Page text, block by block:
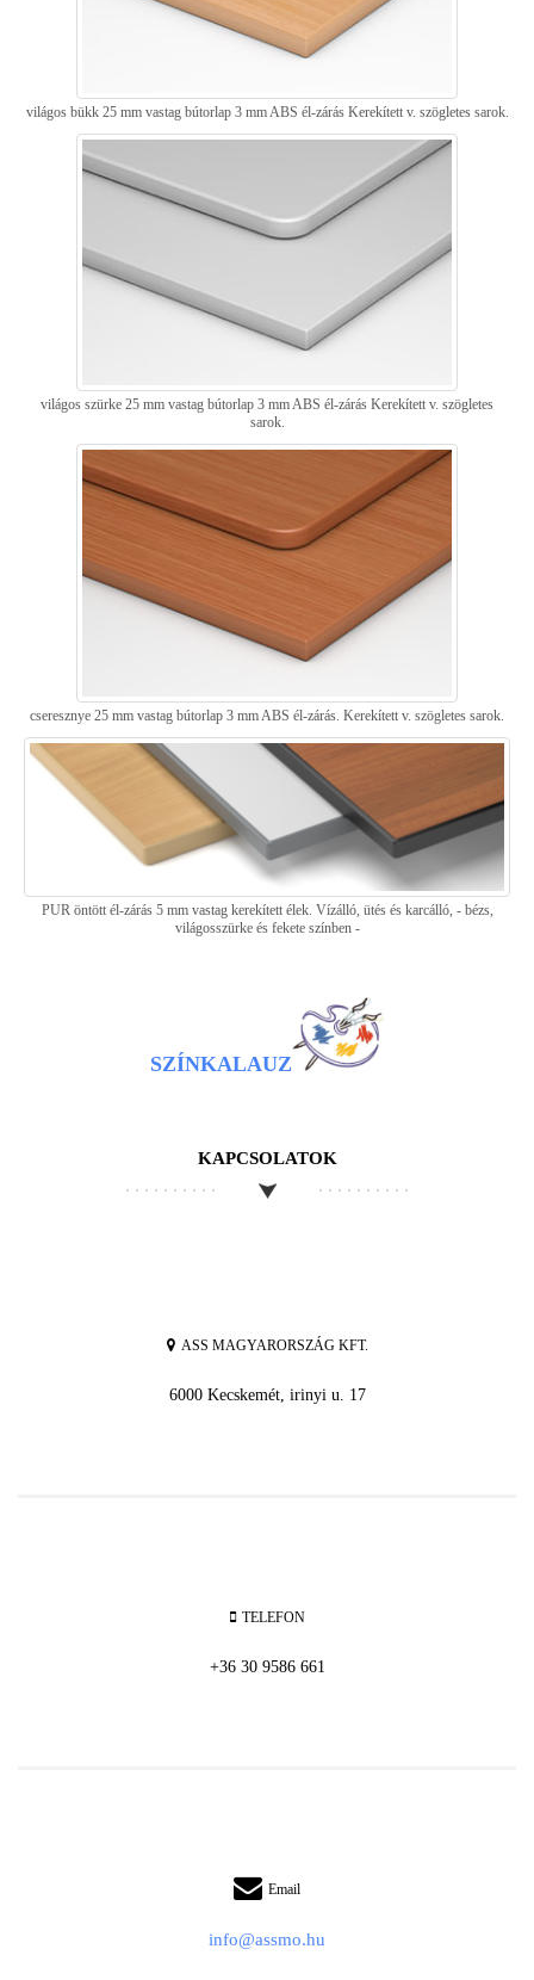
világos bükk 25 mm vastag bútorlap 3 mm ABS él-zárás Kerekített v. szögletes sarok.
világos szürke 25 mm vastag bútorlap 3 mm ABS él-zárás Kerekített v. szögletes
sarok.
cseresznye 25 mm vastag bútorlap 3 mm ABS él-zárás. Kerekített v. szögletes sarok.
PUR öntött él-zárás 5 mm vastag kerekített élek. Vízálló, ütés és karcálló, - bézs,
világosszürke és fekete színben -
SZÍNKALAUZ
KAPCSOLATOK
ASS MAGYARORSZÁG KFT.
6000 Kecskemét, irinyi u. 17
TELEFON
+36 30 9586 661
Email
info@assmo.hu